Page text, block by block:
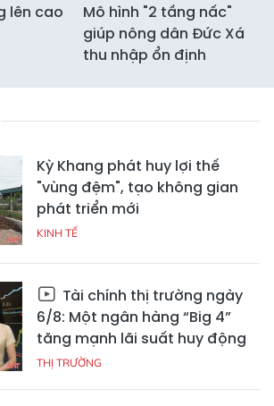
lên cao
Mô hình "2 tầng nấc"
giúp nông dân Đức Xá
thu nhập ổn định
Kỳ Khang phát huy lợi thế
"vùng đệm", tạo không gian
phát triển mới
KINH TẾ
Tài chính thị trường ngày
6/8: Một ngân hàng “Big 4”
tăng mạnh lãi suất huy động
THỊ TRƯỜNG